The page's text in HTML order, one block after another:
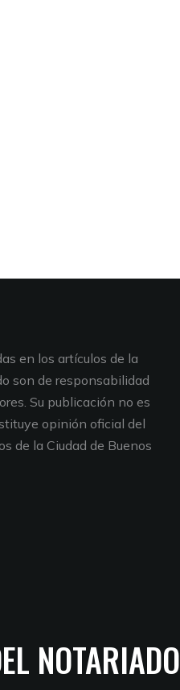
en los artículos de la
son de responsabilidad
Su publicación no es
opinión oficial del
de la Ciudad de Buenos
NOTARIADO